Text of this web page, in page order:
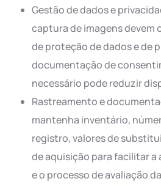
Gestão de dados e
captura de imagens devem
de proteção de dados e de
documentação de
necessário pode reduzir
Rastreamento e
mantenha inventário,
registro, valores de
de aquisição para facilitar a
e o processo de avaliação